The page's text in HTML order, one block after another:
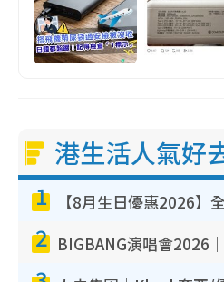
港生活人氣好
1
2